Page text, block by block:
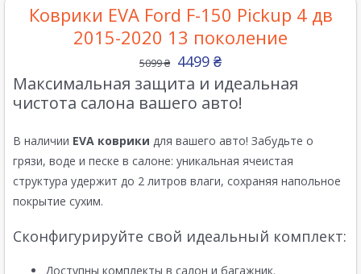
Коврики EVA Ford F-150 Pickup 4 дв
2015-2020 13 поколение
5099₴ 4499 ₴
Максимальная защита и идеальная
чистота салона вашего авто!
В наличии EVA коврики для вашего авто! Забудьте о
грязи, воде и песке в салоне: уникальная ячеистая
структура удержит до 2 литров влаги, сохраняя напольное
покрытие сухим.
Сконфигурируйте свой идеальный комплект:
Доступны комплекты в салон и багажник.